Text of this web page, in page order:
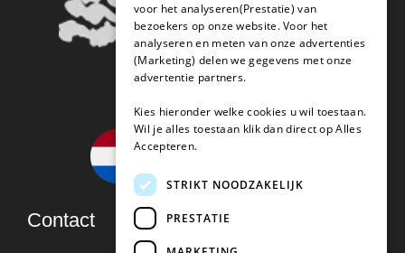
Contact
voor het analyseren(Prestatie) van
bezoekers op onze website. Voor het
analyseren en meten van onze advertenties
(Marketing) delen we gegevens met onze
advertentie partners.
Kies hieronder welke cookies u wil toestaan.
Wil je alles toestaan klik dan direct op Alles
Accepteren.
STRIKT NOODZAKELIJK
PRESTATIE